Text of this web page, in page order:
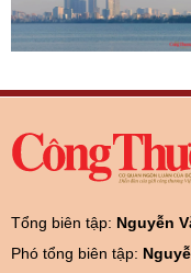
Tổng biên tập: Nguyễn
Phó tổng biên tập: